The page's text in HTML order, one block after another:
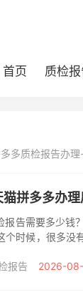
首页 质检报
多质检报告办
猫拼多多办
报告需要多少钱
个时候，很多没
...
报告 2026-